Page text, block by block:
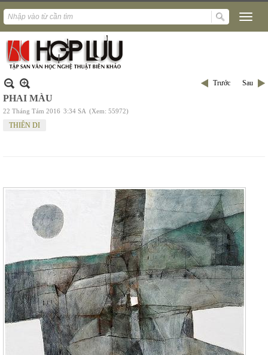
Trước Sau
PHAI MÀU
22 Tháng Tám 2016 3:34 SA (Xem: 55972)
THIÊN DI